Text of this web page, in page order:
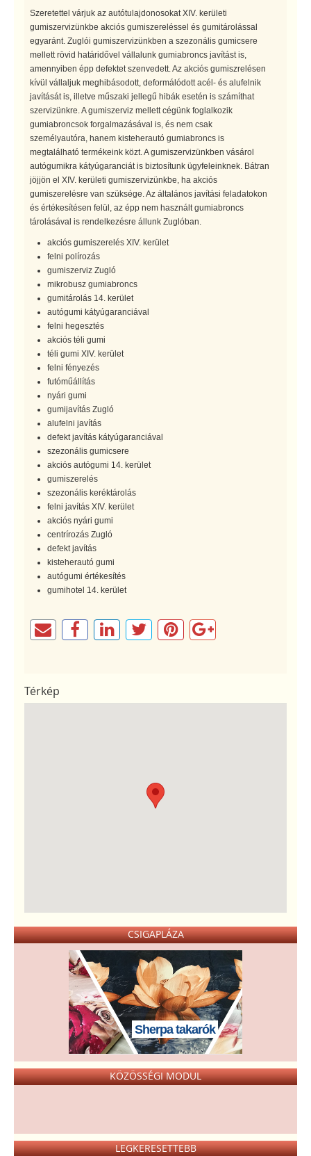
Szeretettel várjuk az autótulajdonosokat XIV. kerületi
gumiszervizünkbe akciós gumiszereléssel és gumitárolással
egyaránt. Zuglói gumiszervizünkben a szezonális gumicsere
mellett rövid határidővel vállalunk gumiabroncs javítást is,
amennyiben épp defektet szenvedett. Az akciós gumiszrelésen
kívül vállaljuk meghibásodott, deformálódott acél- és alufelnik
javítását is, illetve műszaki jellegű hibák esetén is számíthat
szervizünkre. A gumiszerviz mellett cégünk foglalkozik
gumiabroncsok forgalmazásával is, és nem csak
személyautóra, hanem kisteherautó gumiabroncs is
megtalálható termékeink közt. A gumiszervizünkben vásárol
autógumikra kátyúgaranciát is biztosítunk ügyfeleinknek. Bátran
jöjjön el XIV. kerületi gumiszervizünkbe, ha akciós
gumiszerelésre van szüksége. Az általános javítási feladatokon
és értékesítésen felül, az épp nem használt gumiabroncs
tárolásával is rendelkezésre állunk Zuglóban.
akciós gumiszerelés XIV. kerület
felni polírozás
gumiszerviz Zugló
mikrobusz gumiabroncs
gumitárolás 14. kerület
autógumi kátyúgaranciával
felni hegesztés
akciós téli gumi
téli gumi XIV. kerület
felni fényezés
futóműállítás
nyári gumi
gumijavítás Zugló
alufelni javítás
defekt javítás kátyúgaranciával
szezonális gumicsere
akciós autógumi 14. kerület
gumiszerelés
szezonális keréktárolás
felni javítás XIV. kerület
akciós nyári gumi
centrírozás Zugló
defekt javítás
kisteherautó gumi
autógumi értékesítés
gumihotel 14. kerület
Térkép
CSIGAPLÁZA
Sherpa takarók
KÖZÖSSÉGI MODUL
LEGKERESETTEBB